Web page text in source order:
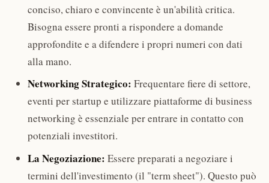
conciso, chiaro e convincente è un'abilità critica.
Bisogna essere pronti a rispondere a domande
approfondite e a difendere i propri numeri con dati
alla mano.
Networking Strategico: Frequentare fiere di settore,
eventi per startup e utilizzare piattaforme di business
networking è essenziale per entrare in contatto con
potenziali investitori.
La Negoziazione: Essere preparati a negoziare i
termini dell'investimento (il "term sheet"). Questo può